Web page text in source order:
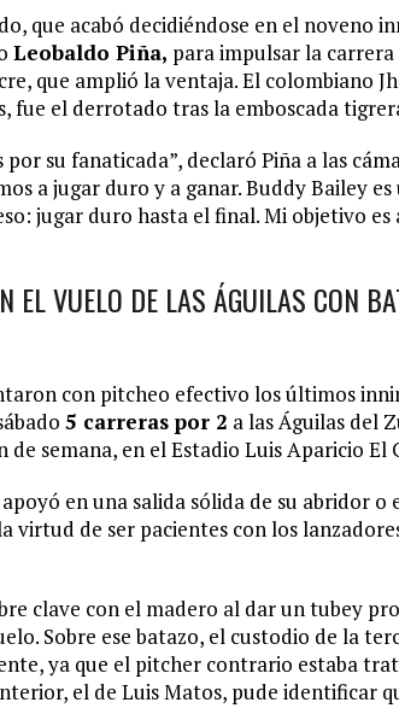
que acabó decidiéndose en el noveno
Leobaldo Piña, para impulsar la
que amplió la ventaja. El colombiano
fue el derrotado tras la emboscada
su fanaticada”, declaró Piña a las
a jugar duro y a ganar. Buddy Bailey
jugar duro hasta el final. Mi objetivo
EL VUELO DE LAS ÁGUILAS CON
con pitcheo efectivo los últimos
5 carreras por 2 a las Águilas del
semana, en el Estadio Luis Aparicio El
en una salida sólida de su abridor o
virtud de ser pacientes con los
clave con el madero al dar un tubey
Sobre ese batazo, el custodio de la
ya que el pitcher contrario estaba
el de Luis Matos, pude identificar